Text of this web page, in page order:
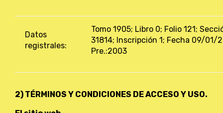
Datos
registrales:
Tomo 1905; Libro 0; Folio 121;
31814; Inscripción 1; Fecha 09/01/
Pre.:2003
2) TÉRMINOS Y CONDICIONES DE ACCESO Y USO.